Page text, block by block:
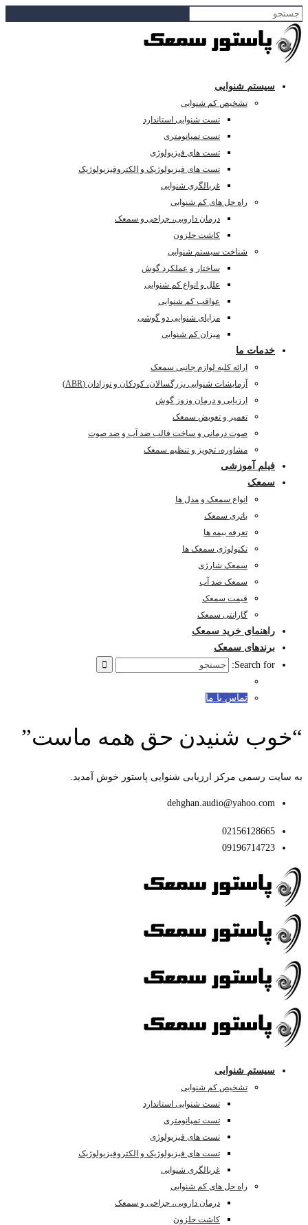
سیستم شنوایی
تشخیص کم شنوایی
تست شنوایی استاندارد
تست تمپانومتری
تست های فیزیولوژی
تست های فیزیولوژیک و الکتروفیزیولوژیک
غربالگری شنوایی
راه حل های کم شنوایی
درمان دارویی، جراحی و سمعک
کاشت حلزون
شناخت سیستم شنوایی
ساختار و عملکرد گوش
علل و انواع کم شنوایی
عواقب کم شنوایی
مزایای شنوایی دو گوشی
میزان کم شنوایی
خدمات ما
ارائه کلیه لوازم جانبی سمعک
آزمایشات شنوایی بزرگسالان، کودکان و نوزادان (ABR)
ارزیابی و درمان وزوز گوش
تعمیر و تعویض سمعک
صوت درمانی و ساخت قالب ضد آب و ضد صوت
مشاوره، تجویز و تنظیم سمعک
فیلم آموزشی
سمعک
انواع سمعک و مدل ها
باتری سمعک
تعرفه بیمه ها
تکنولوژی سمعک ها
سمعک شارژی
سمعک ضد آب
قیمت سمعک
گارانتی سمعک
راهنمای خرید سمعک
برندهای سمعک
Search for:
تماس با ما
“خوب شنیدن حق همه ماست”
به سایت رسمی مرکز ارزیابی شنوایی پاستور خوش آمدید.
dehghan.audio@yahoo.com
02156128665
09196714723
سیستم شنوایی
تشخیص کم شنوایی
تست شنوایی استاندارد
تست تمپانومتری
تست های فیزیولوژی
تست های فیزیولوژیک و الکتروفیزیولوژیک
غربالگری شنوایی
راه حل های کم شنوایی
درمان دارویی، جراحی و سمعک
کاشت حلزون